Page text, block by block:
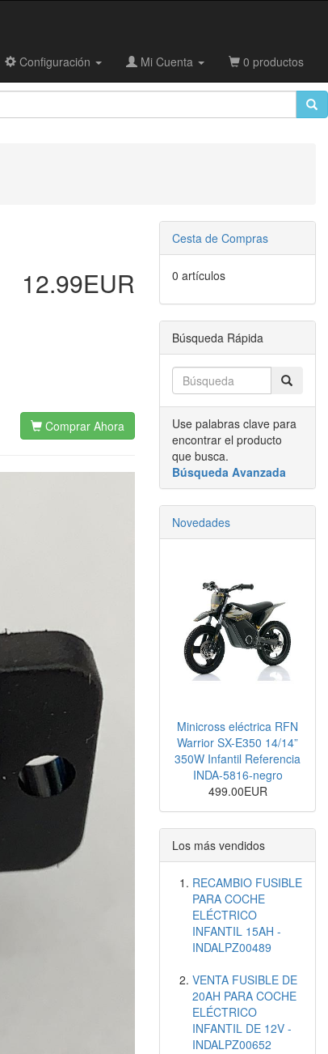
Configuración Mi Cuenta 0 productos
12.99EUR
Comprar Ahora
Cesta de Compras
0 artículos
Búsqueda Rápida
Use palabras clave para
encontrar el producto
que busca.
Búsqueda Avanzada
Novedades
Minicross eléctrica RFN
Warrior SX-E350 14/14”
350W Infantil Referencia
INDA-5816-negro
499.00EUR
Los más vendidos
RECAMBIO FUSIBLE
PARA COCHE
ELÉCTRICO
INFANTIL 15AH -
INDALPZ00489
VENTA FUSIBLE DE
20AH PARA COCHE
ELÉCTRICO
INFANTIL DE 12V -
INDALPZ00652